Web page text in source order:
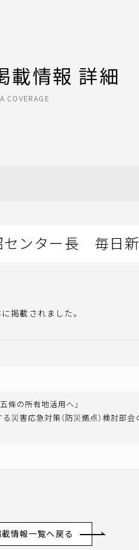
載情報 詳細
COVERAGE
センター長 毎日
掲載されました。
の所有地活用へ」
災害応急対策（防災拠点）検討部
情報一覧へ戻る